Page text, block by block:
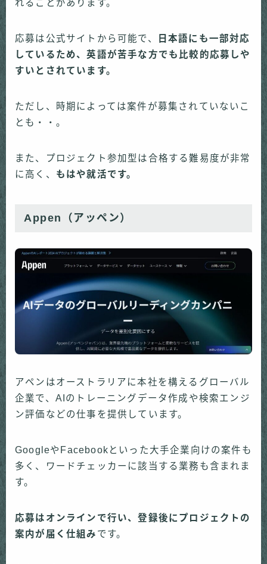
れることがあります。
応募は公式サイトから可能で、
日本語にも一部対応
しているため、英語が苦手な方でも比較的応募しや
すいとされています。
ただし、時期によっては案件が募集されていないこ
とも・・。
また、プロジェクト参加型は合格する難易度が非常
に高く、 もはや就活です。
Appen（アッペン）
アペンはオーストラリアに本社を構えるグローバル
企業で、AIのトレーニングデータ作成や検索エンジ
ン評価などの仕事を提供しています。
GoogleやFacebookといった大手企業向けの案件も
多く、ワードチェッカーに該当する業務も含まれま
す。
応募はオンラインで行い、登録後にプロジェクトの
案内が届く仕組み です。